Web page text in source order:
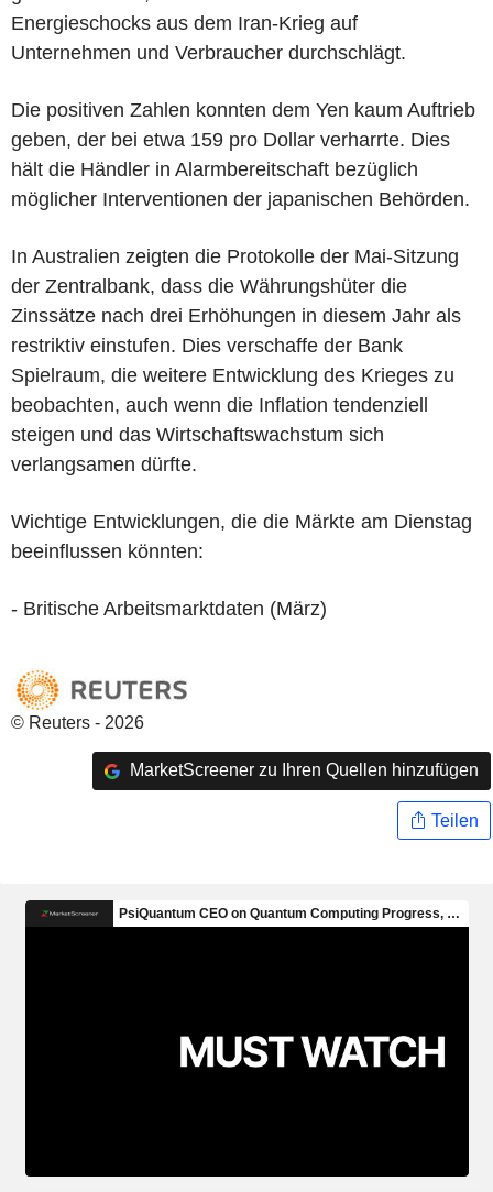
Energieschocks aus dem Iran-Krieg auf
Unternehmen und Verbraucher durchschlägt.
Die positiven Zahlen konnten dem Yen kaum Auftrieb
geben, der bei etwa 159 pro Dollar verharrte. Dies
hält die Händler in Alarmbereitschaft bezüglich
möglicher Interventionen der japanischen Behörden.
In Australien zeigten die Protokolle der Mai-Sitzung
der Zentralbank, dass die Währungshüter die
Zinssätze nach drei Erhöhungen in diesem Jahr als
restriktiv einstufen. Dies verschaffe der Bank
Spielraum, die weitere Entwicklung des Krieges zu
beobachten, auch wenn die Inflation tendenziell
steigen und das Wirtschaftswachstum sich
verlangsamen dürfte.
Wichtige Entwicklungen, die die Märkte am Dienstag
beeinflussen könnten:
- Britische Arbeitsmarktdaten (März)
© Reuters - 2026
MarketScreener zu Ihren Quellen hinzufügen
Teilen